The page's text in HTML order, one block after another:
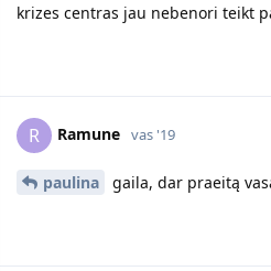
krizes centras jau nebenori teikt
R Ramune vas '19
paulina gaila, dar praeitą